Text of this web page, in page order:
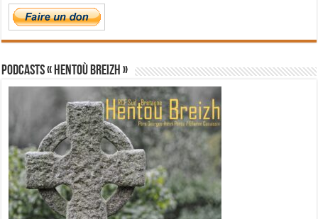
PODCASTS « Hentoù Breizh »